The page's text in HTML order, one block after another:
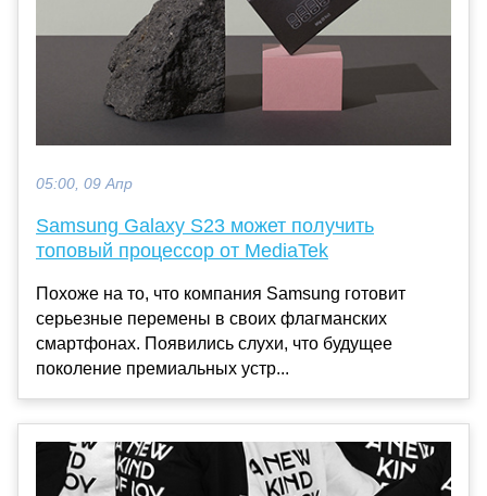
05:00, 09 Апр
Samsung Galaxy S23 может получить
топовый процессор от MediaTek
Похоже на то, что компания Samsung готовит
серьезные перемены в своих флагманских
смартфонах. Появились слухи, что будущее
поколение премиальных устр...